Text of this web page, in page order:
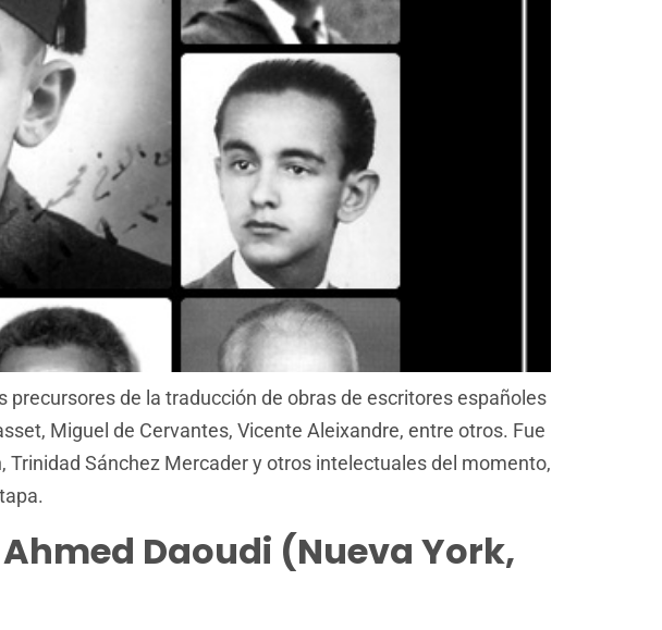
de la traducción de obras de escritores españoles
Miguel de Cervantes, Vicente Aleixandre, entre otros. Fue
Sánchez Mercader y otros intelectuales del momento,
Ahmed Daoudi (Nueva York,